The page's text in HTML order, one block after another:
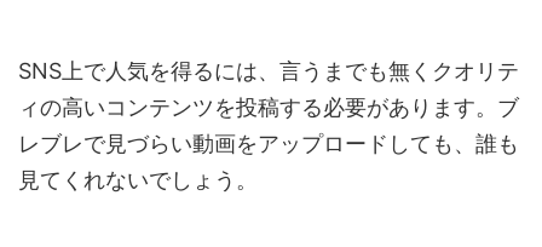
SNS上で人気を得るには、言うまでも無くクオリテ
ィの高いコンテンツを投稿する必要があります。ブ
レブレで見づらい動画をアップロードしても、誰も
見てくれないでしょう。